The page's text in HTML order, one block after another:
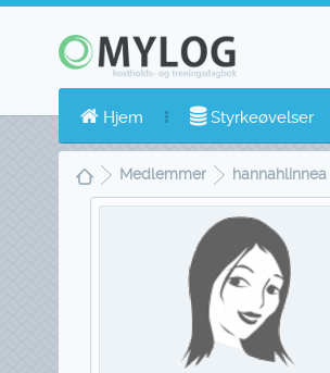
Hjem Styrkeøvelser
Medlemmer hannahlinnea